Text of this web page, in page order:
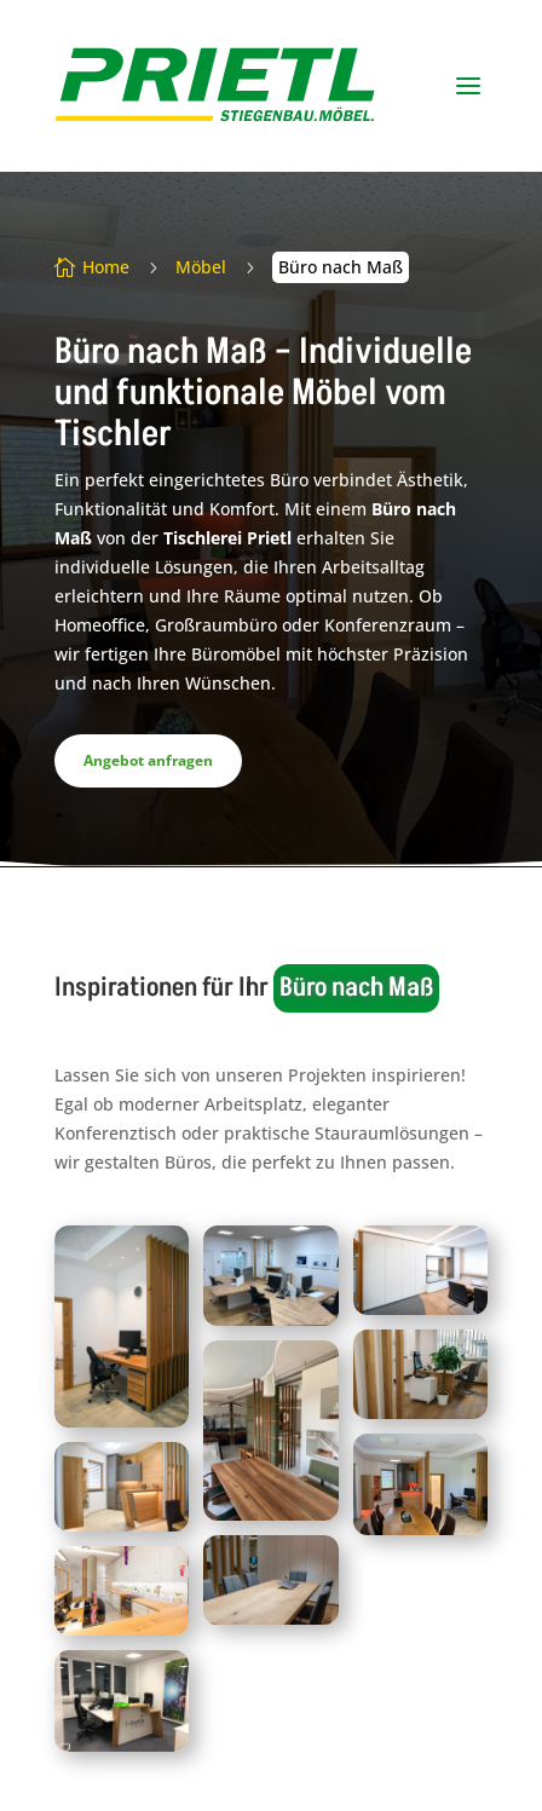
a
 Home 5 Möbel 5 Büro nach Maß
Büro nach Maß – Individuelle
und funktionale Möbel vom
Tischler
Ein perfekt eingerichtetes Büro verbindet Ästhetik,
Funktionalität und Komfort. Mit einem Büro nach
Maßvon der Tischlerei Prietlerhalten Sie
individuelle Lösungen, die Ihren Arbeitsalltag
erleichtern und Ihre Räume optimal nutzen. Ob
Homeoffice, Großraumbüro oder Konferenzraum –
wir fertigen Ihre Büromöbel mit höchster Präzision
und nach Ihren Wünschen.
Angebot anfragen
Inspirationen für Ihr Büro nach Maß
Lassen Sie sich von unseren Projekten inspirieren!
Egal ob moderner Arbeitsplatz, eleganter
Konferenztisch oder praktische Stauraumlösungen –
wir gestalten Büros, die perfekt zu Ihnen passen.